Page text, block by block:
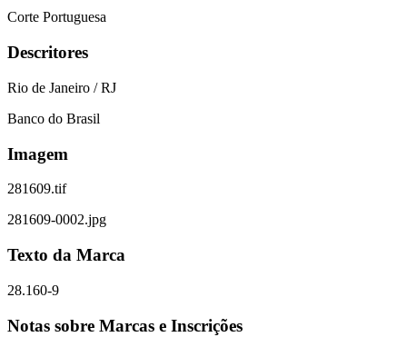
Corte Portuguesa
Descritores
Rio de Janeiro / RJ
Banco do Brasil
Imagem
281609.tif
281609-0002.jpg
Texto da Marca
28.160-9
Notas sobre Marcas e Inscrições